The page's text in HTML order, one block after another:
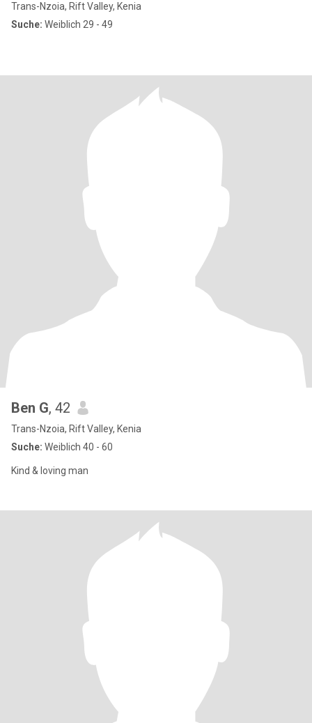
Trans-Nzoia, Rift Valley, Kenia
Suche: Weiblich 29 - 49
Ben G, 42
Trans-Nzoia, Rift Valley, Kenia
Suche: Weiblich 40 - 60
Kind & loving man